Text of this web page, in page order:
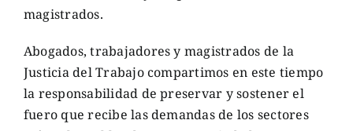
magistrados.
Abogados, trabajadores y magistrados de la
Justicia del Trabajo compartimos en este tiempo
la responsabilidad de preservar y sostener el
fuero que recibe las demandas de los sectores